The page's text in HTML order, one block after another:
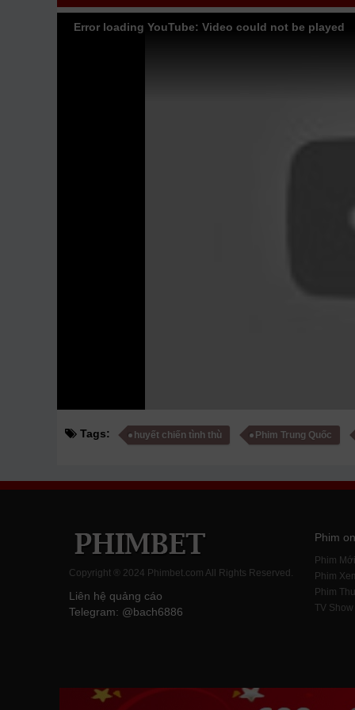
ThùFull 40/40 Thuyết Minh
Error loading YouTube: Video could not be played
Tags: huyết chiến tình thù Phim Trung Quốc
Copyright ® 2024 Phimbet.com All Rights Reserved.
Liên hệ quảng cáo
Telegram: @bach6886
Phim
Phim Mới
Phim
Phim
TV Show